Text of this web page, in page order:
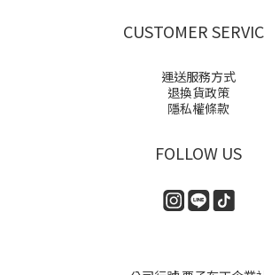
CUSTOMER
運送服務方式
退換貨政策
隱私權條款
FOLLOW US